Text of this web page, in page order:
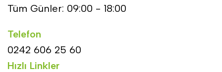
Tüm Günler: 09:00 - 18:00
Telefon
0242 606 25 60
Hızlı Linkler